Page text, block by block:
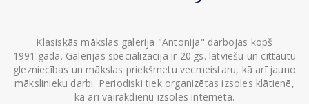
Klasiskās mākslas galerija "Antonija" darbojas kopš
1991.gada. Galerijas specializācija ir 20.gs. latviešu un cittautu
glezniecības un mākslas priekšmetu vecmeistaru, kā arī jauno
mākslinieku darbi. Periodiski tiek organizētas izsoles klātienē,
kā arī vairākdienu izsoles internetā.